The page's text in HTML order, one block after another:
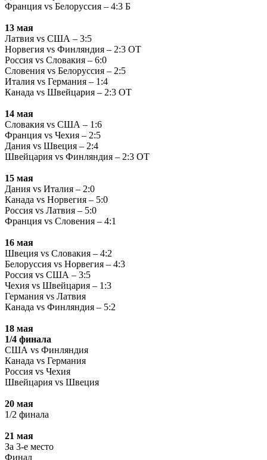
Франция vs Белоруссия – 4:3 Б
13 мая
Латвия vs США – 3:5
Норвегия vs Финляндия – 2:3 ОТ
Россия vs Словакия – 6:0
Словения vs Белоруссия – 2:5
Италия vs Германия – 1:4
Канада vs Швейцария – 2:3 ОТ
14 мая
Словакия vs США – 1:6
Франция vs Чехия – 2:5
Дания vs Швеция – 2:4
Швейцария vs Финляндия – 2:3 ОТ
15 мая
Дания vs Италия – 2:0
Канада vs Норвегия – 5:0
Россия vs Латвия – 5:0
Франция vs Словения – 4:1
16 мая
Швеция vs Словакия – 4:2
Белоруссия vs Норвегия – 4:3
Россия vs США – 3:5
Чехия vs Швейцария – 1:3
Германия vs Латвия
Канада vs Финляндия – 5:2
18 мая
1/4 финала
США vs Финляндия
Канада vs Германия
Россия vs Чехия
Швейцария vs Швеция
20 мая
1/2 финала
21 мая
За 3-е место
Финал